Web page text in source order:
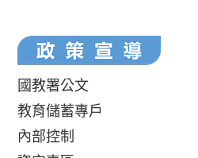
國教署公文
教育儲蓄專戶
內部控制